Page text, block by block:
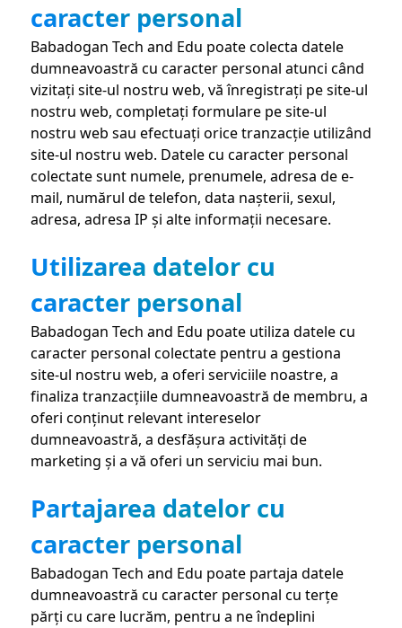
caracter personal
Babadogan Tech and Edu poate colecta datele
dumneavoastră cu caracter personal atunci când
vizitați site-ul nostru web, vă înregistrați pe site-ul
nostru web, completați formulare pe site-ul
nostru web sau efectuați orice tranzacție utilizând
site-ul nostru web. Datele cu caracter personal
colectate sunt numele, prenumele, adresa de e-
mail, numărul de telefon, data nașterii, sexul,
adresa, adresa IP și alte informații necesare.
Utilizarea datelor cu
caracter personal
Babadogan Tech and Edu poate utiliza datele cu
caracter personal colectate pentru a gestiona
site-ul nostru web, a oferi serviciile noastre, a
finaliza tranzacțiile dumneavoastră de membru, a
oferi conținut relevant intereselor
dumneavoastră, a desfășura activități de
marketing și a vă oferi un serviciu mai bun.
Partajarea datelor cu
caracter personal
Babadogan Tech and Edu poate partaja datele
dumneavoastră cu caracter personal cu terțe
părți cu care lucrăm, pentru a ne îndeplini